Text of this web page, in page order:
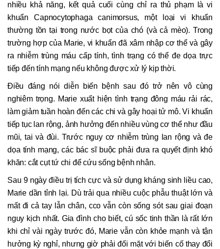
nhiều khả năng, kết quả cuối cùng chỉ ra thủ phạm là vi
khuẩn Capnocytophaga canimorsus, một loại vi khuẩn
thường tồn tại trong nước bọt của chó (và cả mèo). Trong
trường hợp của Marie, vi khuẩn đã xâm nhập cơ thể và gây
ra nhiễm trùng máu cấp tính, tình trạng có thể đe dọa trực
tiếp đến tính mạng nếu không được xử lý kịp thời.
Điều đáng nói diễn biến bệnh sau đó trở nên vô cùng
nghiêm trọng. Marie xuất hiện tình trạng đông máu rải rác,
làm giảm tuần hoàn đến các chi và gây hoại tử mô. Vi khuẩn
tiếp tục lan rộng, ảnh hưởng đến nhiều vùng cơ thể như đầu
mũi, tai và đùi. Trước nguy cơ nhiễm trùng lan rộng và đe
dọa tính mạng, các bác sĩ buộc phải đưa ra quyết định khó
khăn: cắt cụt tứ chi để cứu sống bệnh nhân.
Sau 9 ngày điều trị tích cực và sử dụng kháng sinh liều cao,
Marie dần tỉnh lại. Dù trải qua nhiều cuộc phẫu thuật lớn và
mất đi cả tay lẫn chân, cco vẫn còn sống sót sau giai đoạn
nguy kịch nhất. Gia đình cho biết, cú sốc tinh thần là rất lớn
khi chỉ vài ngày trước đó, Marie vẫn còn khỏe mạnh và tận
hưởng kỳ nghỉ, nhưng giờ phải đối mặt với biến cố thay đổi